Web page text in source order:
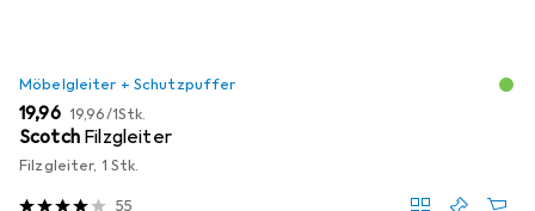
Möbelgleiter + Schutzpuffer
EUR
19,96 EUR
19,96/1Stk.
Scotch Filzgleiter
Filzgleiter, 1 Stk.
55